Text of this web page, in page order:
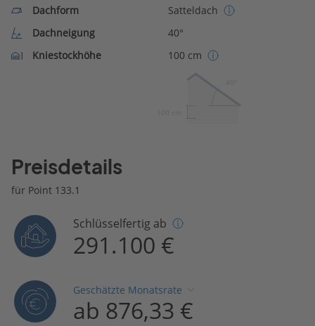
Dachform
Satteldach
Dachneigung
40°
Kniestockhöhe
100 cm
Preisdetails
für Point 133.1
Schlüsselfertig ab
291.100 €
Geschätzte Monatsrate
ab 876,33 €